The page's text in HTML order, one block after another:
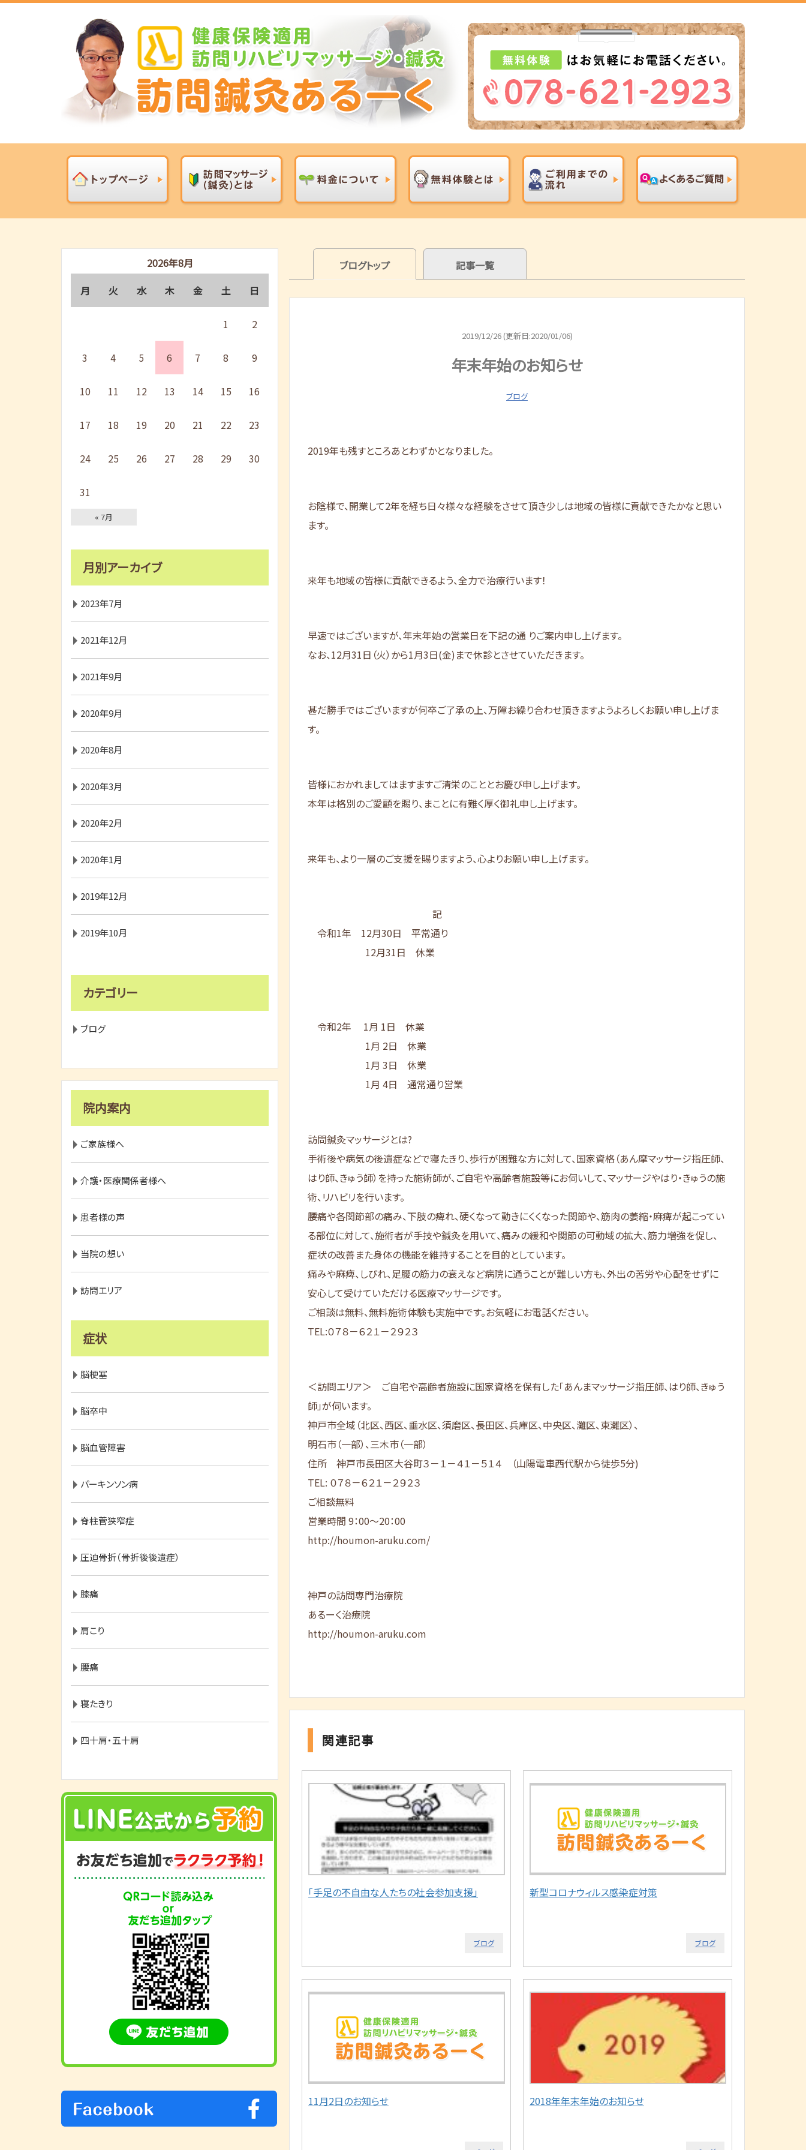
ブログトップ 記事一覧
2019/12/26 (更新日:2020/01/06)
年末年始のお知らせ
ブログ
2019年も残すところあとわずかとなりました。
お陰様で、開業して2年を経ち日々様々な経験をさせて頂き少しは地域の皆様に貢献できたかなと思い
ます。
来年も地域の皆様に貢献できるよう、全力で治療行います！
早速ではございますが、年末年始の営業日を下記の通 りご案内申し上げます。
なお、12月31日（火）から1月3日(金)まで休診とさせていただきます。
甚だ勝手ではございますが何卒ご了承の上、万障お繰り合わせ頂きますようよろしくお願い申し上げま
す。
皆様におかれましてはますますご清栄のこととお慶び申し上げます。
本年は格別のご愛顧を賜り、まことに有難く厚く御礼申し上げます。
来年も、より一層のご支援を賜りますよう、心よりお願い申し上げます。
記
令和1年 12月30日 平常通り
12月31日 休業
令和2年 1月 1日 休業
1月 2日 休業
1月 3日 休業
1月 4日 通常通り営業
訪問鍼灸マッサージとは?
手術後や病気の後遺症などで寝たきり、歩行が困難な方に対して、国家資格（あん摩マッサージ指圧師、
はり師、きゅう師）を持った施術師が、ご自宅や高齢者施設等にお伺いして、マッサージやはり・きゅうの施
術、リハビリを行います。
腰痛や各関節部の痛み、下肢の痺れ、硬くなって動きにくくなった関節や、筋肉の萎縮・麻痺が起こってい
る部位に対して、施術者が手技や鍼灸を用いて、痛みの緩和や関節の可動域の拡大、筋力増強を促し、
症状の改善また身体の機能を維持することを目的としています。
痛みや麻痺、しびれ、足腰の筋力の衰えなど病院に通うことが難しい方も、外出の苦労や心配をせずに
安心して受けていただける医療マッサージです。
ご相談は無料、無料施術体験も実施中です。お気軽にお電話ください。
TEL:０７８－６２１－２９２３
＜訪問エリア＞ ご自宅や高齢者施設に国家資格を保有した「あんまマッサージ指圧師、はり師、きゅう
師」が伺います。
神戸市全域（北区、西区、垂水区、須磨区、長田区、兵庫区、中央区、灘区、東灘区）、
明石市（一部）、三木市（一部）
住所 神戸市長田区大谷町３－１－４１－５１４ （山陽電車西代駅から徒歩5分)
TEL: ０７８－６２１－２９２３
ご相談無料
営業時間 9：00～20：00
http://houmon-aruku.com/
神戸の訪問専門治療院
あるーく治療院
http://houmon-aruku.com
関連記事
「手足の不自由な人たちの社会参加支援」
ブログ
新型コロナウィルス感染症対策
ブログ
11月2日のお知らせ 2018年年末年始のお知らせ
2026年8月
月
火 水 木 金 土 日
1 2
3 4 5 6 7 8 9
10 11 12 13 14 15 16
17 18 19 20 21 22 23
24 25 26 27 28 29 30
31
« 7月
月別アーカイブ
2023年7月
2021年12月
2021年9月
2020年9月
2020年8月
2020年3月
2020年2月
2020年1月
2019年12月
2019年10月
カテゴリー
ブログ
院内案内
ご家族様へ
介護・医療関係者様へ
患者様の声
当院の想い
訪問エリア
症状
脳梗塞
脳卒中
脳血管障害
パーキンソン病
脊柱菅狭窄症
圧迫骨折（骨折後後遺症）
膝痛
肩こり
腰痛
寝たきり
四十肩・五十肩